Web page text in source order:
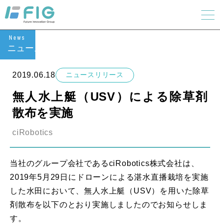
News
ニュース
2019.06.18 ニュースリリース
無人水上艇（USV）による除草剤
散布を実施
ciRobotics
当社のグループ会社であるciRobotics株式会社は、
2019年5月29日にドローンによる湛水直播栽培を実施
した水田において、無人水上艇（USV）を用いた除草
剤散布を以下のとおり実施しましたのでお知らせしま
す。